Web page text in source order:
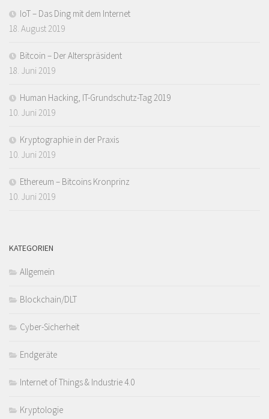
IoT – Das Ding mit dem Internet
18. August 2019
Bitcoin – Der Alterspräsident
18. Juni 2019
Human Hacking, IT-Grundschutz-Tag 2019
10. Juni 2019
Kryptographie in der Praxis
10. Juni 2019
Ethereum – Bitcoins Kronprinz
10. Juni 2019
KATEGORIEN
Allgemein
Blockchain/DLT
Cyber-Sicherheit
Endgeräte
Internet of Things & Industrie 4.0
Kryptologie